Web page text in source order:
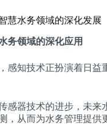
慧水务领域的深化发展
务领域的深化应用
感知技术正扮演着日
感器技术的进步，未
，从而为水务管理提供